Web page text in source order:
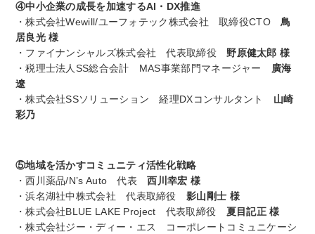
④中小企業の成長を加速するAI・DX推進
・株式会社Wewill/ユーフォテック株式会社 取締役CTO鳥
居良光 様
・ファイナンシャルズ株式会社 代表取締役野原健太郎 様
・税理士法人SS総合会計 MAS事業部門マネージャー 廣海
遼
・株式会社SSソリューション 経理DXコンサルタント 山崎
彩乃
⑤地域を活かすコミュニティ活性化戦略
・西川薬品/N’s Auto 代表西川幸宏 様
・浜名湖社中株式会社 代表取締役影山剛士 様
・株式会社BLUE LAKE Project 代表取締役 夏目記正 様
・株式会社ジー・ディー・エス コーポレートコミュニケーシ